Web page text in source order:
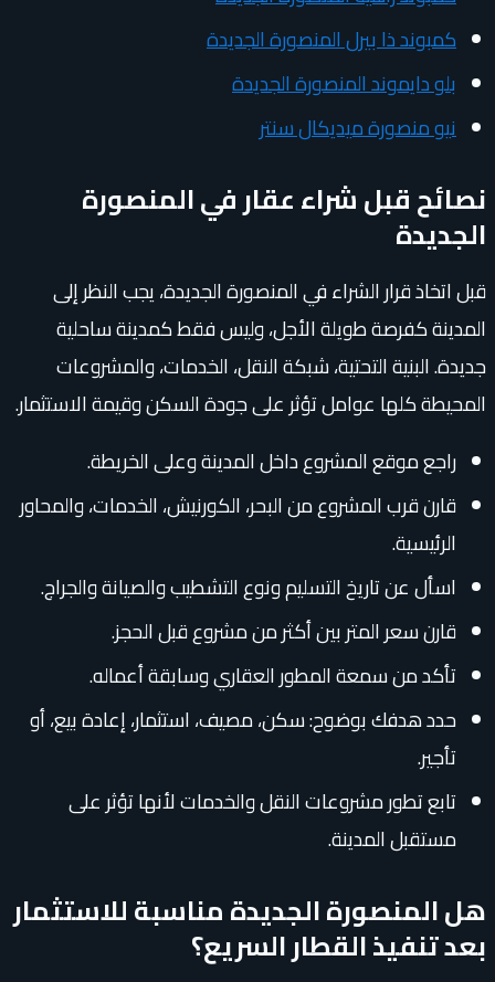
كمبوند ذا بيرل المنصورة الجديدة
بلو دايموند المنصورة الجديدة
نيو منصورة ميديكال سنتر
نصائح قبل شراء عقار في المنصورة
الجديدة
قبل اتخاذ قرار الشراء في المنصورة الجديدة، يجب النظر إلى
المدينة كفرصة طويلة الأجل، وليس فقط كمدينة ساحلية
جديدة. البنية التحتية، شبكة النقل، الخدمات، والمشروعات
المحيطة كلها عوامل تؤثر على جودة السكن وقيمة الاستثمار.
راجع موقع المشروع داخل المدينة وعلى الخريطة.
قارن قرب المشروع من البحر، الكورنيش، الخدمات، والمحاور
الرئيسية.
اسأل عن تاريخ التسليم ونوع التشطيب والصيانة والجراج.
قارن سعر المتر بين أكثر من مشروع قبل الحجز.
تأكد من سمعة المطور العقاري وسابقة أعماله.
حدد هدفك بوضوح: سكن، مصيف، استثمار، إعادة بيع، أو
تأجير.
تابع تطور مشروعات النقل والخدمات لأنها تؤثر على
مستقبل المدينة.
هل المنصورة الجديدة مناسبة للاستثمار
بعد تنفيذ القطار السريع؟